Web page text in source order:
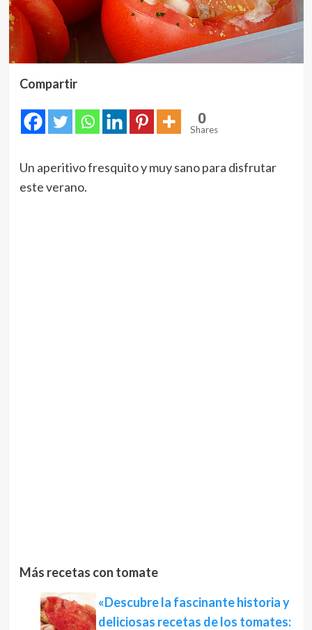
Compartir
0
Shares
Un aperitivo fresquito y muy sano para disfrutar
este verano.
Más recetas con tomate
«Descubre la fascinante historia y
deliciosas recetas de los tomates: